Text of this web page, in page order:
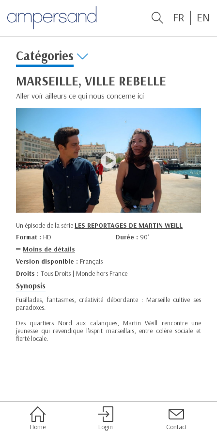
FR EN
Catégories
MARSEILLE, VILLE REBELLE
Aller voir ailleurs ce qui nous concerne ici
Un épisode de la série LES REPORTAGES DE MARTIN WEILL
Format : HD Durée : 90’
Moins de détails
Version disponible : Français
Droits : Tous Droits | Monde hors France
Synopsis
Fusillades, fantasmes, créativité débordante : Marseille cultive ses
paradoxes.
Des quartiers Nord aux calanques, Martin Weill rencontre une
jeunesse qui revendique l'esprit marseillais, entre colère sociale et
fierté locale.
Home Login Contact